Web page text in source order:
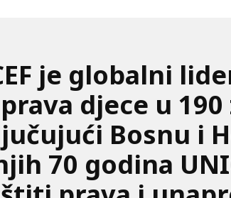
je globalni
djece u
Bosnu i
70 godina